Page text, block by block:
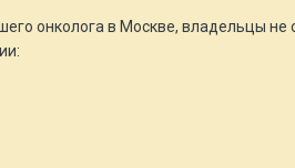
онколога в Москве, владельцы не